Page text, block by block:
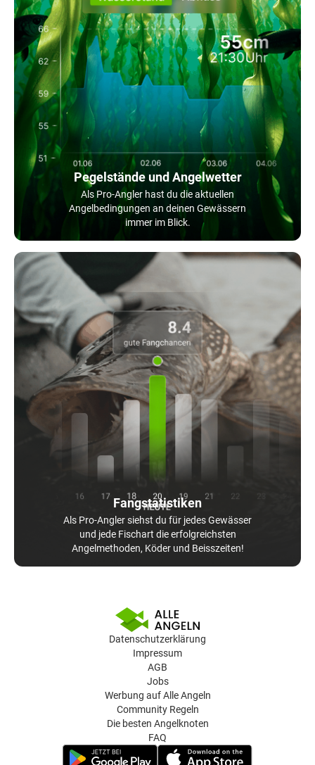
Pegelstände und Angelwetter
Als Pro-Angler hast du die aktuellen
Angelbedingungen an deinen Gewässern
immer im Blick.
Fangstatistiken
Als Pro-Angler siehst du für jedes Gewässer
und jede Fischart die erfolgreichsten
Angelmethoden, Köder und Beisszeiten!
Datenschutzerklärung
Impressum
AGB
Jobs
Werbung auf Alle Angeln
Community Regeln
Die besten Angelknoten
FAQ